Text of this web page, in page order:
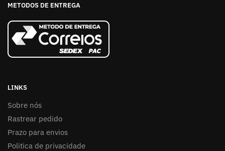
METODOS DE ENTREGA
LINKS
Sobre nós
Rastrear pedido
Prazo para envios
Politica de privacidade